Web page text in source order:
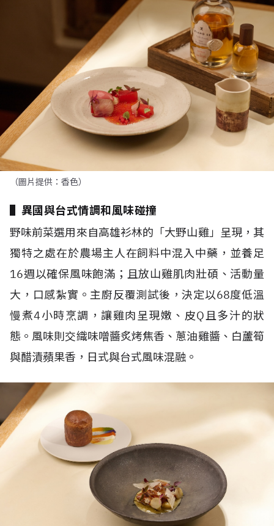
（圖片提供：香色）
▌異國與台式情調和風味碰撞
野味前菜選用來自高雄衫林的「大野山雞」呈現，其
獨特之處在於農場主人在飼料中混入中藥，並養足
16週以確保風味飽滿；且放山雞肌肉壯碩、活動量
大，口感紮實。主廚反覆測試後，決定以68度低溫
慢煮4小時烹調，讓雞肉呈現嫩、皮Q且多汁的狀
態。風味則交織味噌醬炙烤焦香、蔥油雞醬、白蘆筍
與醋漬蘋果香，日式與台式風味混融。